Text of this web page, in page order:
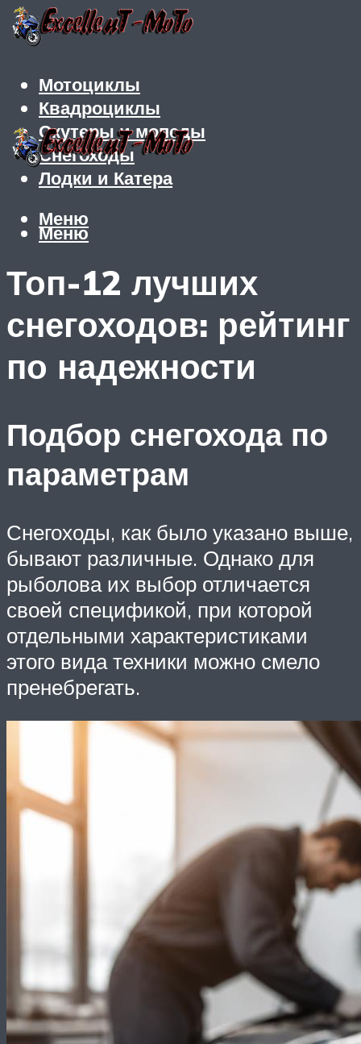
Мотоциклы
Квадроциклы
Скутеры и мопеды
Снегоходы
Лодки и Катера
Меню
Меню
Топ-12 лучших
снегоходов: рейтинг
по надежности
Подбор снегохода по
параметрам
Снегоходы, как было указано выше,
бывают различные. Однако для
рыболова их выбор отличается
своей спецификой, при которой
отдельными характеристиками
этого вида техники можно смело
пренебрегать.